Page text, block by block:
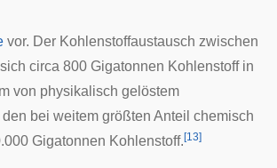
vor. Der Kohlenstoffaustausch zwischen
circa 800 Gigatonnen Kohlenstoff in
von physikalisch gelöstem
bei weitem größten Anteil chemisch
Gigatonnen Kohlenstoff. [13]